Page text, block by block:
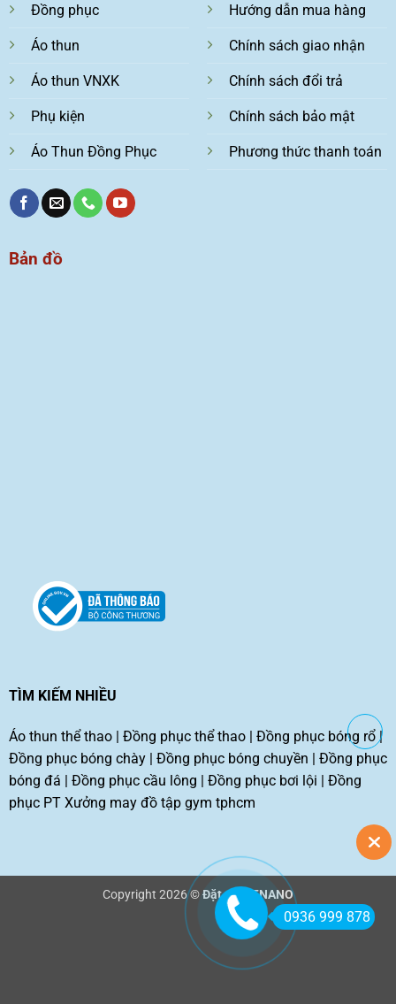
Đồng phục
Áo thun
Áo thun VNXK
Phụ kiện
Áo Thun Đồng Phục
Hướng dẫn mua hàng
Chính sách giao nhận
Chính sách đổi trả
Chính sách bảo mật
Phương thức thanh toán
Bản đồ
TÌM KIẾM NHIỀU
Áo thun thể thao| Đồng phục thể thao| Đồng phục bóng rổ|
Đồng phục bóng chày| Đồng phục bóng chuyền | Đồng phục
bóng đá | Đồng phục cầu lông | Đồng phục bơi lội | Đồng
phục PT Xưởng may đồ tập gym tphcm
Copyright 2026 ©Đặt may TNANO
0936 999 878